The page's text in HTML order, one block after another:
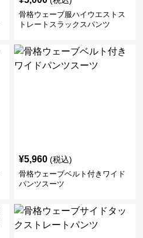
骨格ウェーブ服ハイウエストス
トレートスラックスパンツ
¥5,960 (税込)
骨格ウェーブベルト付きワイド
パンツスーツ